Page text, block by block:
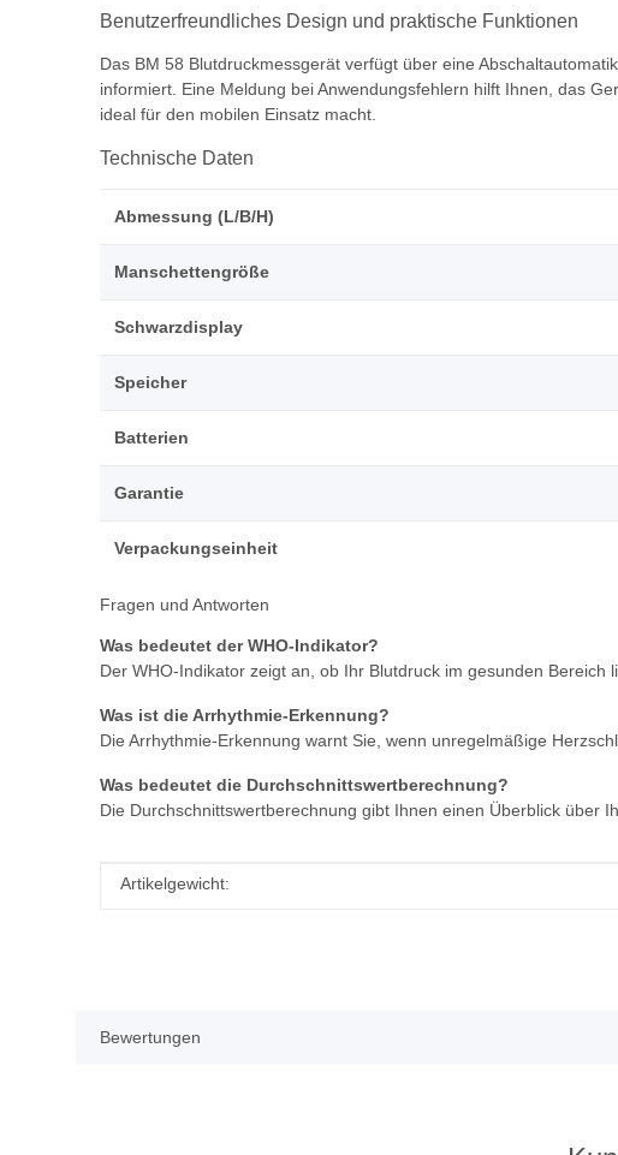
Benutzerfreundliches Design und praktische Funktionen
Das BM 58 Blutdruckmessgerät verfügt über eine
informiert. Eine Meldung bei Anwendungsfehlern hilft Ihnen, das
ideal für den mobilen Einsatz macht.
Technische Daten
Abmessung (L/B/H)
Manschettengröße
Schwarzdisplay
Speicher
Batterien
Garantie
Verpackungseinheit
Fragen und Antworten
Was bedeutet der WHO-Indikator?
Der WHO-Indikator zeigt an, ob Ihr Blutdruck im gesunden
Was ist die Arrhythmie-Erkennung?
Die Arrhythmie-Erkennung warnt Sie, wenn unregelmäßige
Was bedeutet die Durchschnittswertberechnung?
Die Durchschnittswertberechnung gibt Ihnen einen Überblick über
Produkteigenschaft
Wert
Artikelgewicht:
Bewertungen